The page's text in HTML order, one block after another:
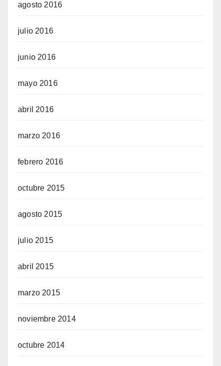
agosto 2016
julio 2016
junio 2016
mayo 2016
abril 2016
marzo 2016
febrero 2016
octubre 2015
agosto 2015
julio 2015
abril 2015
marzo 2015
noviembre 2014
octubre 2014